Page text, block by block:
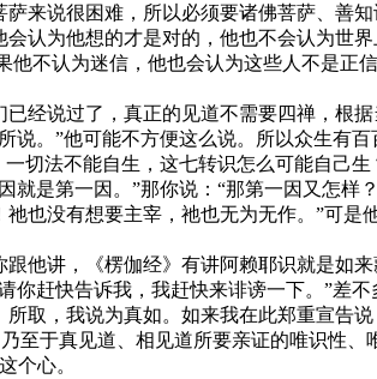
来说很困难，所以必须要诸佛菩萨、善
认为他想的才是对的，他也不会认为世
不认为迷信，他也会认为这些人不是正
经说过了，真正的见道不需要四禅，根
。”他可能不方便这么说。所以众生有
切法不能自生，这七转识怎么可能自己
是第一因。”那你说：“那第一因又怎样
也没有想要主宰，祂也无为无作。”可是
他讲，《楞伽经》有讲阿赖耶识就是如
赶快告诉我，我赶快来诽谤一下。”差
取，我说为真如。如来我在此郑重宣告
至于真见道、相见道所要亲证的唯识性
个心。